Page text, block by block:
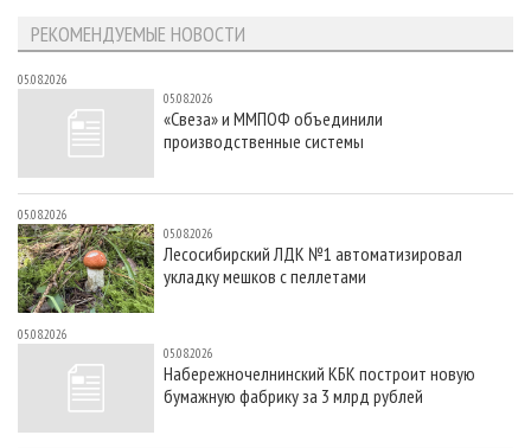
РЕКОМЕНДУЕМЫЕ НОВОСТИ
05.08.2026
05.08.2026
«Свеза» и ММПОФ объединили
производственные системы
05.08.2026
05.08.2026
Лесосибирский ЛДК №1 автоматизировал
укладку мешков с пеллетами
05.08.2026
05.08.2026
Набережночелнинский КБК построит новую
бумажную фабрику за 3 млрд рублей